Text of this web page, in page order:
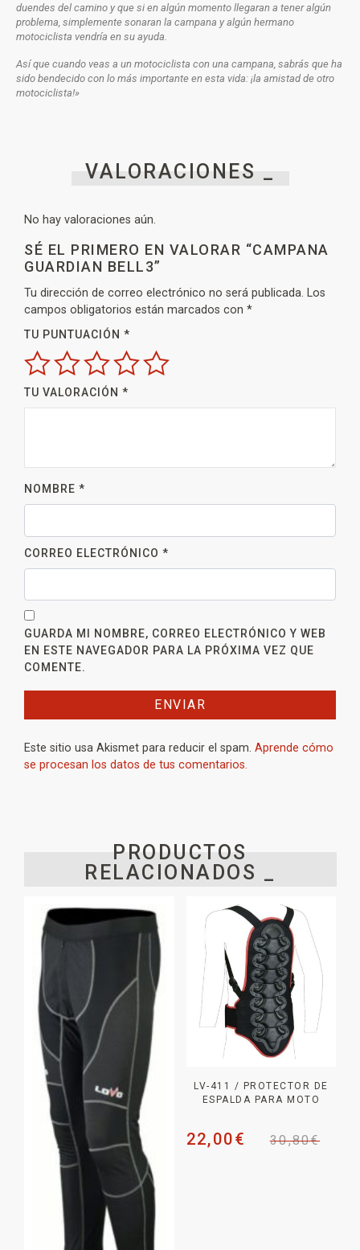
duendes del camino y que si en algún momento llegaran a tener algún
problema, simplemente sonaran la campana y algún hermano
motociclista vendría en su ayuda.
Así que cuando veas a un motociclista con una campana, sabrás que ha
sido bendecido con lo más importante en esta vida: ¡la amistad de otro
motociclista!»
VALORACIONES _
No hay valoraciones aún.
SÉ EL PRIMERO EN VALORAR “CAMPANA
GUARDIAN BELL3”
Tu dirección de correo electrónico no será publicada. Los
campos obligatorios están marcados con *
TU PUNTUACIÓN *
TU VALORACIÓN *
NOMBRE *
CORREO ELECTRÓNICO *
GUARDA MI NOMBRE, CORREO ELECTRÓNICO Y WEB
EN ESTE NAVEGADOR PARA LA PRÓXIMA VEZ QUE
COMENTE.
Este sitio usa Akismet para reducir el spam. Aprende cómo
se procesan los datos de tus comentarios.
PRODUCTOS
RELACIONADOS _
LV-411 / PROTECTOR DE
ESPALDA PARA MOTO
30,80€
22,00€